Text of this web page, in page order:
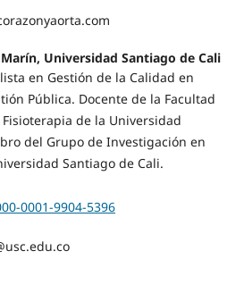
Universidad Santiago de Cali
en Gestión de la Calidad en
Pública. Docente de la Facultad
de la Universidad
del Grupo de Investigación en
Santiago de Cali.
0001-9904-5396